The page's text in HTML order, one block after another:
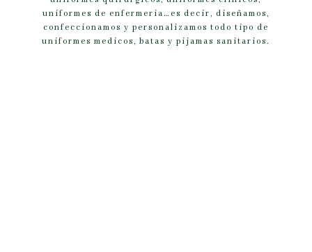
uniformes de enfermeria…es decir, diseñamos,
confeccionamos y personalizamos todo tipo de
uniformes medicos, batas y pijamas sanitarios.